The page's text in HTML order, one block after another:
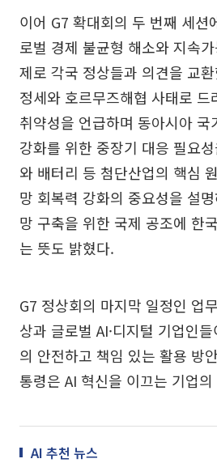
이어 G7 확대회의 두 번째 세션
로벌 경제 불균형 해소와 지속
제로 각국 정상들과 의견을 교
정세와 호르무즈해협 사태로 드
취약성을 언급하며 동아시아 국
강화를 위한 중장기 대응 필요
와 배터리 등 첨단산업의 핵심
망 회복력 강화의 중요성을 설
망 구축을 위한 국제 공조에 한
는 뜻도 밝혔다.
G7 정상회의 마지막 일정인 업
상과 글로벌 AI·디지털 기업인
의 안전하고 책임 있는 활용 방
통령은 AI 혁신을 이끄는 기업
AI 추천 뉴스